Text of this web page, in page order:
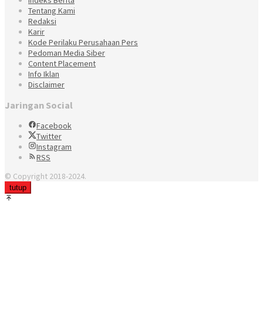
Tentang Kami
Redaksi
Karir
Kode Perilaku Perusahaan Pers
Pedoman Media Siber
Content Placement
Info Iklan
Disclaimer
Jaringan Social
Facebook
Twitter
Instagram
RSS
© Copyright 2018-2024.
tutup